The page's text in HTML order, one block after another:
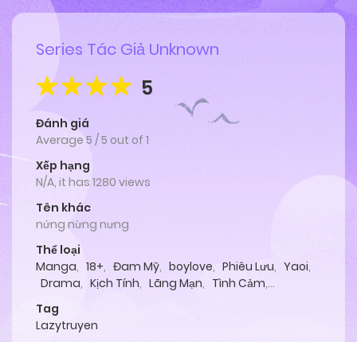
Series Tác Giả Unknown
5
Đánh giá
Average 5 /5 out of 1
Xếp hạng
N/A, it has 1280 views
Tên khác
nứng nừng nưng
Thể loại
Manga, 18+, Đam Mỹ, boylove, Phiêu Lưu, Yaoi,
Drama, Kịch Tính, Lãng Mạn, Tình Cảm,
Tag
Lazytruyen